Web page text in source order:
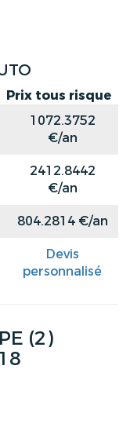
Prix tous risque
1072.3752
€/an
2412.8442
€/an
804.2814 €/an
Devis
personnalisé
(2)